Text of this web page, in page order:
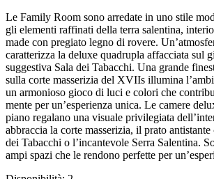
Le Family Room sono arredate in uno stile
gli elementi raffinati della terra salentina,
made con pregiato legno di rovere.
caratterizza la deluxe quadrupla affacciata sul
suggestiva Sala dei Tabacchi. Una grande
sulla corte masserizia del XVIIs illumina
un armonioso gioco di luci e colori che
mente per un’esperienza unica. Le camere
piano regalano una visuale privilegiata
abbraccia la corte masserizia, il prato antistante
dei Tabacchi o l’incantevole Serra Salentina.
ampi spazi che le rendono perfette per